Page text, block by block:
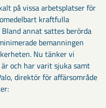
på vissa arbetsplatser för
kraftfulla
annat sattes berörda
bemanningen
Nu tänker vi
och har varit sjuka samt
direktör för affärsområde